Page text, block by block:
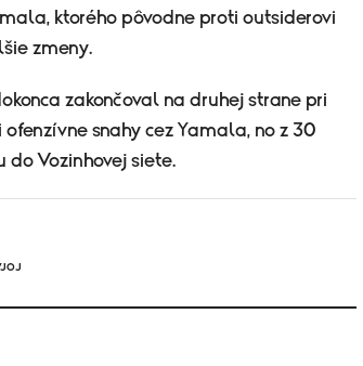
ktorého pôvodne proti outsiderovi
zmeny.
zakončoval na druhej strane pri
snahy cez Yamala, no z 30
Vozinhovej siete.